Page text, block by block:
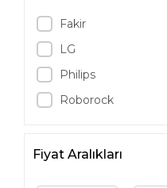
Fakir
LG
Philips
Roborock
Fiyat Aralıkları